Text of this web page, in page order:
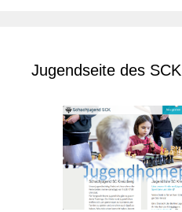
Jugendseite des SCK